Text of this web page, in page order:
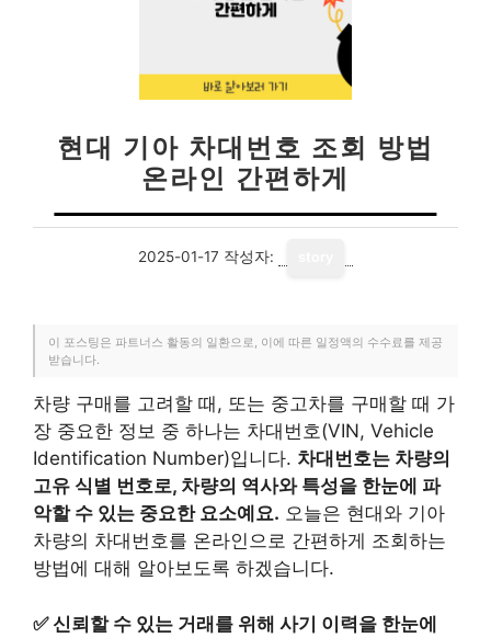
현대 기아 차대번호 조회 방법
온라인 간편하게
2025-01-17 작성자:
이 포스팅은 파트너스 활동의 일환으로, 이에 따른 일정액의 수수료를 제공
받습니다.
차량 구매를 고려할 때, 또는 중고차를 구매할 때 가
장 중요한 정보 중 하나는 차대번호(VIN, Vehicle
Identification Number)입니다. 차대번호는 차량의
고유 식별 번호로, 차량의 역사와 특성을 한눈에 파
악할 수 있는 중요한 요소예요. 오늘은 현대와 기아
차량의 차대번호를 온라인으로 간편하게 조회하는
방법에 대해 알아보도록 하겠습니다.
✅신뢰할 수 있는 거래를 위해 사기 이력을 한눈에